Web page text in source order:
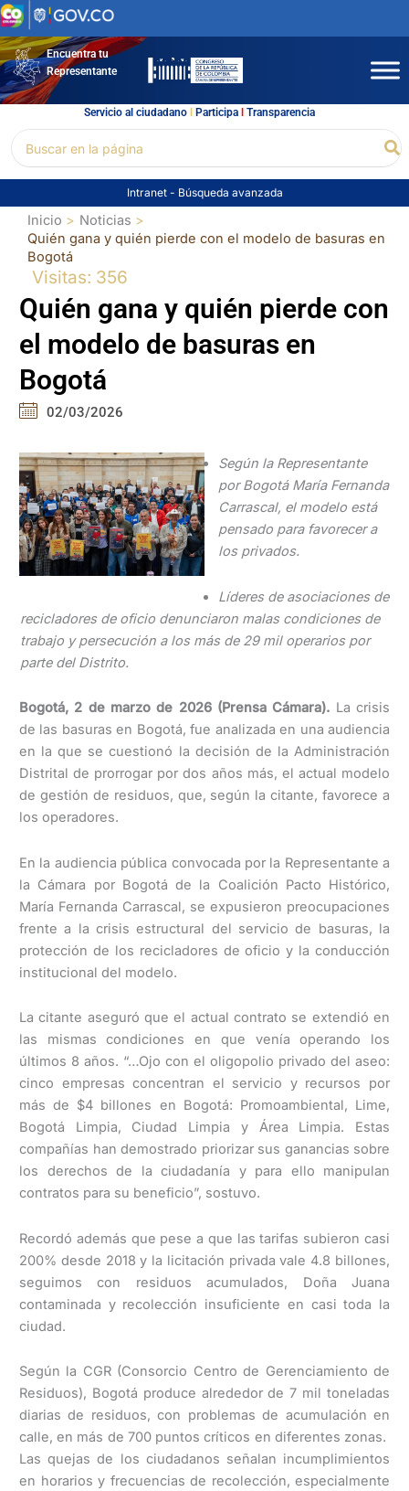
Ir
al
contenidoEncuentra tu
Representante
Servicio al ciudadano l Participal Transparencia
por:
Intranet - Búsqueda avanzada
Inicio
Noticias
Quién gana y quién pierde con el modelo de basuras en
Bogotá
Visitas: 356
Quién gana y quién pierde con
el modelo de basuras en
Bogotá
02/03/2026
Según la Representante
por Bogotá María Fernanda
Carrascal, el modelo está
pensado para favorecer a
los privados.
Líderes de asociaciones de
recicladores de oficio denunciaron malas condiciones de
trabajo y persecución a los más de 29 mil operarios por
parte del Distrito.
Bogotá, 2 de marzo de 2026 (Prensa Cámara). La crisis
de las basuras en Bogotá, fue analizada en una audiencia
en la que se cuestionó la decisión de la Administración
Distrital de prorrogar por dos años más, el actual modelo
de gestión de residuos, que, según la citante, favorece a
los operadores.
En la audiencia pública convocada por la Representante a
la Cámara por Bogotá de la Coalición Pacto Histórico,
María Fernanda Carrascal, se expusieron preocupaciones
frente a la crisis estructural del servicio de basuras, la
protección de los recicladores de oficio y la conducción
institucional del modelo.
La citante aseguró que el actual contrato se extendió en
las mismas condiciones en que venía operando los
últimos 8 años. “…Ojo con el oligopolio privado del aseo:
cinco empresas concentran el servicio y recursos por
más de $4 billones en Bogotá: Promoambiental, Lime,
Bogotá Limpia, Ciudad Limpia y Área Limpia. Estas
compañías han demostrado priorizar sus ganancias sobre
los derechos de la ciudadanía y para ello manipulan
contratos para su beneficio”, sostuvo.
Recordó además que pese a que las tarifas subieron casi
200% desde 2018 y la licitación privada vale 4.8 billones,
seguimos con residuos acumulados, Doña Juana
contaminada y recolección insuficiente en casi toda la
ciudad.
Según la CGR (Consorcio Centro de Gerenciamiento de
Residuos), Bogotá produce alrededor de 7 mil toneladas
diarias de residuos, con problemas de acumulación en
calle, en más de 700 puntos críticos en diferentes zonas.
Las quejas de los ciudadanos señalan incumplimientos
en horarios y frecuencias de recolección, especialmente